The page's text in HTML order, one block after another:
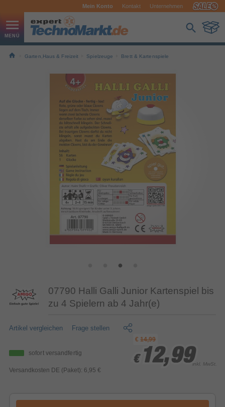
Mein Konto Kontakt Unternehmen
Garten,Haus & Freizeit Spielzeuge Brett & Kartenspiele
07790 Halli Galli Junior Kartenspiel bis
zu 4 Spielern ab 4 Jahr(e)
Artikel vergleichen Frage stellen
sofort versandfertig
Versandkosten DE (Paket): 6,95 €
€14,99
€ 12,99
€ 12,99
€ 12,99inkl. MwSt.